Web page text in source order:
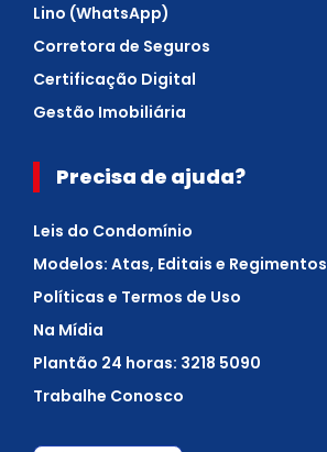
Lino (WhatsApp)
Corretora de Seguros
Certificação Digital
Gestão Imobiliária
Precisa de ajuda?
Leis do Condomínio
Modelos: Atas, Editais e Regimentos
Políticas e Termos de Uso
Na Mídia
Plantão 24 horas: 3218 5090
Trabalhe Conosco